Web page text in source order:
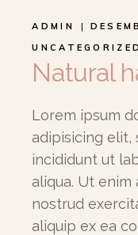
ADMIN
UNCATEGORIZED
Natural
Lorem ipsum
adipisicing elit,
incididunt ut
aliqua. Ut enim
nostrud
aliquip ex ea